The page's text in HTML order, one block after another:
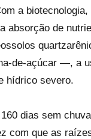
a
absorção de
de-açúcar —, a
hídrico severo.
dias sem
com que as